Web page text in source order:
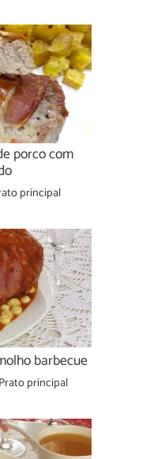
porco com
principal
barbecue
Prato principal